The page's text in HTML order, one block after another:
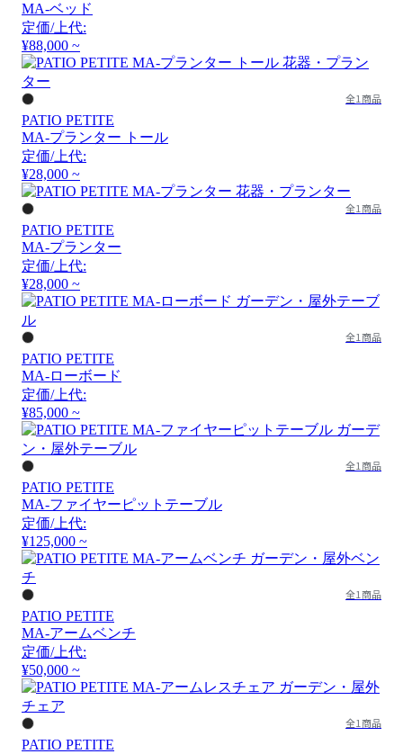
MA-ベッド
定価/上代:
¥88,000 ~
全1商品
PATIO PETITE
MA-プランター トール
定価/上代:
¥28,000 ~
全1商品
PATIO PETITE
MA-プランター
定価/上代:
¥28,000 ~
全1商品
PATIO PETITE
MA-ローボード
定価/上代:
¥85,000 ~
全1商品
PATIO PETITE
MA-ファイヤーピットテーブル
定価/上代:
¥125,000 ~
全1商品
PATIO PETITE
MA-アームベンチ
定価/上代:
¥50,000 ~
全1商品
PATIO PETITE